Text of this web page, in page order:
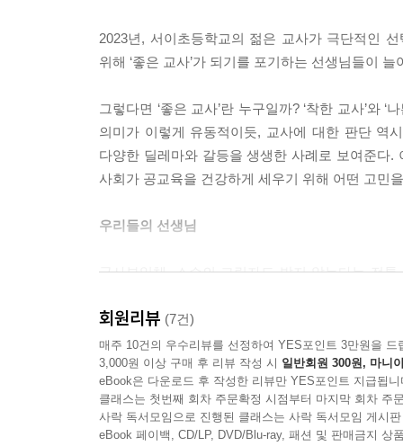
2023년, 서이초등학교의 젊은 교사가 극단적인
위해 ‘좋은 교사’가 되기를 포기하는 선생님들이
그렇다면 ‘좋은 교사’란 누구일까? ‘착한 교사’와
의미가 이렇게 유동적이듯, 교사에 대한 판단 역
다양한 딜레마와 갈등을 생생한 사례로 보여준다.
사회가 공교육을 건강하게 세우기 위해 어떤 고민
우리들의 선생님
군사부일체, 스승의 그림자도 밟지 않는다는 전
인격과 가치를 보여 주는 길잡이였다.
그러나 언제부터일까? 선생님의 본래 의미는
상급학교로 진학시키는 성과로 평가되었고, 초등
같은 외적 기준이 교사의 능력을 판단하는 잣대가
회원리뷰 (7건)
매주 10건의 우수리뷰를 선정하여 YES포인트 3만원을 드
3,000원 이상 구매 후 리뷰 작성 시 일반회원 300원, 마니
eBook은 다운로드 후 작성한 리뷰만 YES포인트 지급됩니
클래스는 첫번째 회차 주문확정 시점부터 마지막 회차 주
사락 독서모임으로 진행된 클래스는 사락 독서모임 게시
eBook 페이백, CD/LP, DVD/Blu-ray, 패션 및 판매금지 상